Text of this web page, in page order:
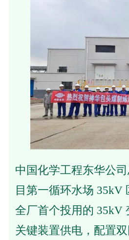
中国化学工程东华公
目第一循环水场 35kV
全厂首个投用的 35kV
关键装置供电，配置